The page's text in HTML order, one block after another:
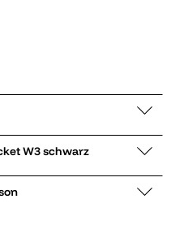
Curve W Jacket W3 schwarz